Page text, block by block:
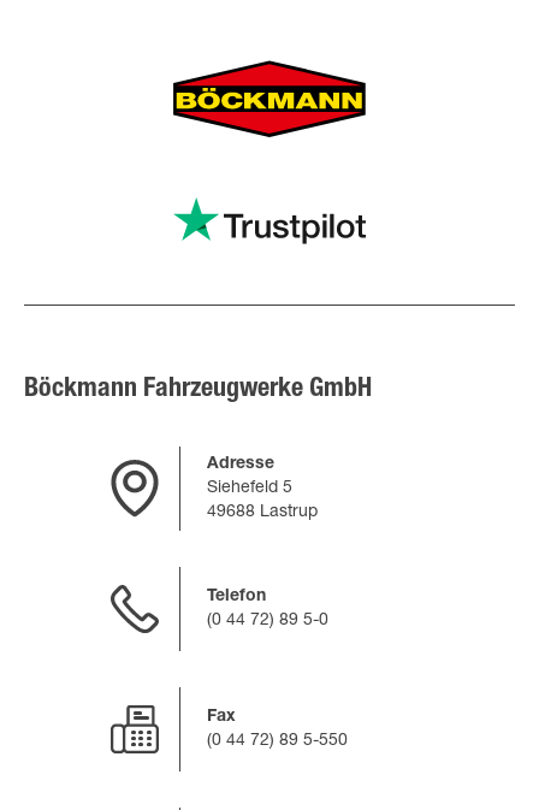
Böckmann Fahrzeugwerke GmbH
Adresse
Siehefeld 5
49688 Lastrup
Telefon
(0 44 72) 89 5-0
Fax
(0 44 72) 89 5-550